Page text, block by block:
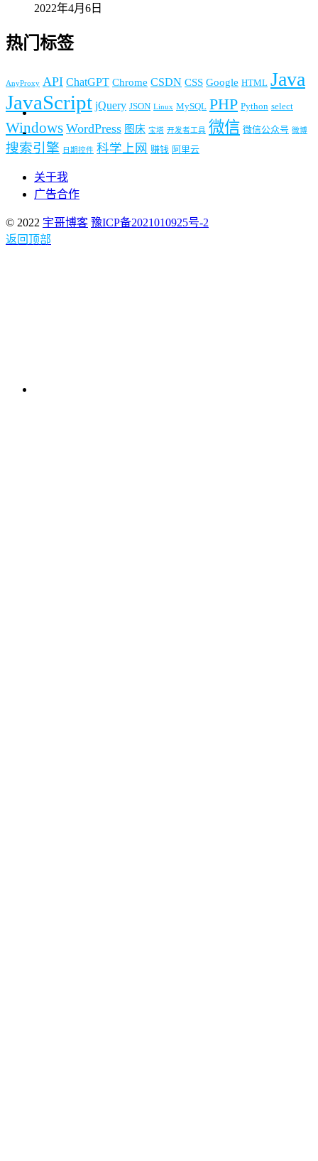
2022年4月6日
热门标签
AnyProxy API ChatGPT Chrome CSDN CSS Google HTML Java
JavaScript jQuery JSON Linux MySQL PHP Python select
Windows WordPress 图床 宝塔 开发者工具 微信 微信公众号 微博
搜索引擎 日期控件 科学上网 赚钱 阿里云
关于我
广告合作
© 2022 宇哥博客 豫ICP备2021010925号-2
返回顶部